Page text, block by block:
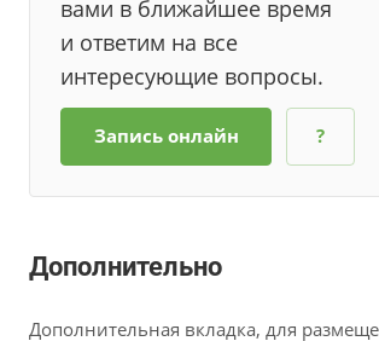
вами в ближайшее время
и ответим на все
интересующие вопросы.
Запись онлайн ?
Дополнительно
Дополнительная вкладка, для